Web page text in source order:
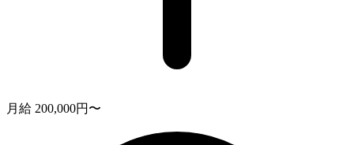
月給 200,000円〜